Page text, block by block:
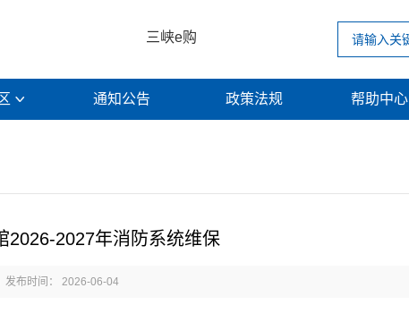
三峡e购
 通知公告 政策法规 帮助中心
2026-2027年消防系统维保
发布时间： 2026-06-04